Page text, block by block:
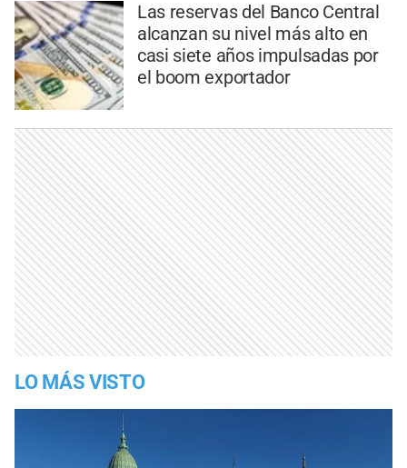
Las reservas del Banco Central
alcanzan su nivel más alto en
casi siete años impulsadas por
el boom exportador
LO MÁS VISTO